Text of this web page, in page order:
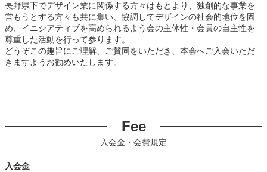
長野県下でデザイン業に関係する方々はもとより、独創的な事業を
営もうとする方々も共に集い、協調してデザインの社会的地位を固
め、イニシアティブを高められるよう会の主体性・会員の自主性を
尊重した活動を行って参ります。
どうぞこの趣旨にご理解、ご賛同をいただき、本会へご入会いただ
きますようお勧めいたします。
Fee
入会金・会費規定
入会金